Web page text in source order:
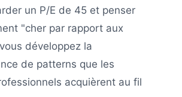
un P/E de 45 et penser
"cher par rapport aux
développez la
de patterns que les
acquièrent au fil